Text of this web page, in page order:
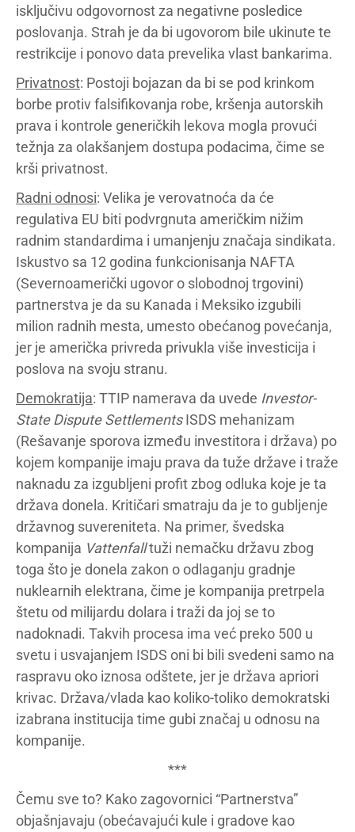
isključivu odgovornost za negativne posledice
poslovanja. Strah je da bi ugovorom bile ukinute te
restrikcije i ponovo data prevelika vlast bankarima.
Privatnost: Postoji bojazan da bi se pod krinkom
borbe protiv falsifikovanja robe, kršenja autorskih
prava i kontrole generičkih lekova mogla provući
težnja za olakšanjem dostupa podacima, čime se
krši privatnost.
Radni odnosi: Velika je verovatnoća da će
regulativa EU biti podvrgnuta američkim nižim
radnim standardima i umanjenju značaja sindikata.
Iskustvo sa 12 godina funkcionisanja NAFTA
(Severnoamerički ugovor o slobodnoj trgovini)
partnerstva je da su Kanada i Meksiko izgubili
milion radnih mesta, umesto obećanog povećanja,
jer je američka privreda privukla više investicija i
poslova na svoju stranu.
Demokratija: TTIP namerava da uvede Investor-
State Dispute SettlementsISDS mehanizam
(Rešavanje sporova između investitora i država) po
kojem kompanije imaju prava da tuže države i traže
naknadu za izgubljeni profit zbog odluka koje je ta
država donela. Kritičari smatraju da je to gubljenje
državnog suvereniteta. Na primer, švedska
kompanija Vattenfalltuži nemačku državu zbog
toga što je donela zakon o odlaganju gradnje
nuklearnih elektrana, čime je kompanija pretrpela
štetu od milijardu dolara i traži da joj se to
nadoknadi. Takvih procesa ima već preko 500 u
svetu i usvajanjem ISDS oni bi bili svedeni samo na
raspravu oko iznosa odštete, jer je država apriori
krivac. Država/vlada kao koliko-toliko demokratski
izabrana institucija time gubi značaj u odnosu na
kompanije.
***
Čemu sve to? Kako zagovornici “Partnerstva”
objašnjavaju (obećavajući kule i gradove kao